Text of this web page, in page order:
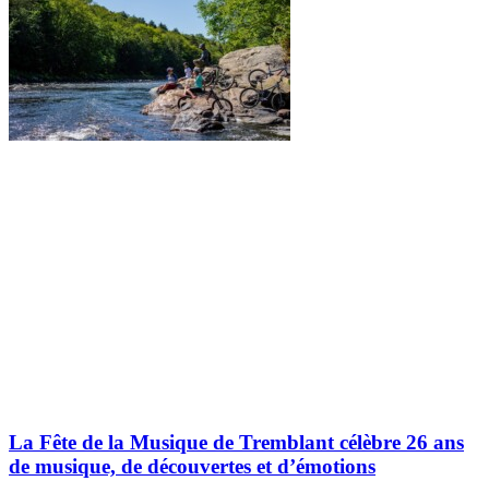
La Fête de la Musique de Tremblant célèbre 26 ans
de musique, de découvertes et d’émotions